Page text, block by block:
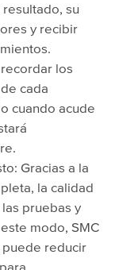
su
y recibir
los
cada
cuando acude
Gracias a la
la calidad
pruebas y
modo, SMC
puede reducir